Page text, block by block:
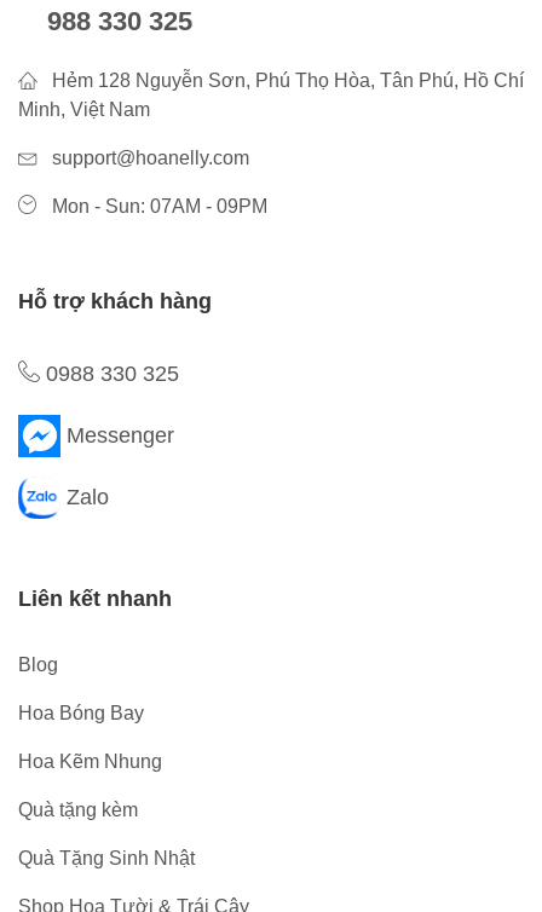
988 330 325
Hẻm 128 Nguyễn Sơn, Phú Thọ Hòa, Tân Phú, Hồ Chí
Minh, Việt Nam
support@hoanelly.com
Mon - Sun: 07AM - 09PM
Hỗ trợ khách hàng
0988 330 325
Messenger
Zalo
Liên kết nhanh
Blog
Hoa Bóng Bay
Hoa Kẽm Nhung
Quà tặng kèm
Quà Tặng Sinh Nhật
Shop Hoa Tười & Trái Cây